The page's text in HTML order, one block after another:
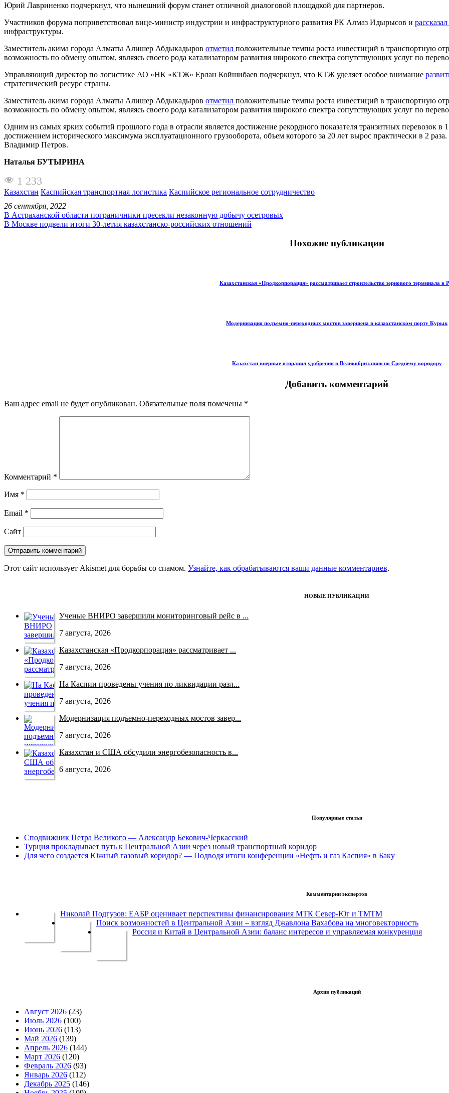
Юрий Лавриненко подчеркнул, что нынешний форум станет отличной диалоговой площадкой для партнеров.
Участников форума поприветствовал вице-министр индустрии и инфраструктурного развития РК Алмаз Идырысов и рассказал
инфраструктуры.
Заместитель акима города Алматы Алишер Абдыкадыров отметил положительные темпы роста инвестиций в транспортную
возможность по обмену опытом, являясь своего рода катализатором развития широкого спектра сопутствующих услуг по
Управляющий директор по логистике АО «НК «КТЖ» Ерлан Койшибаев подчеркнул, что КТЖ уделяет особое внимание
стратегический ресурс страны.
Заместитель акима города Алматы Алишер Абдыкадыров отметил положительные темпы роста инвестиций в транспортную
возможность по обмену опытом, являясь своего рода катализатором развития широкого спектра сопутствующих услуг по
Одним из самых ярких событий прошлого года в отрасли является достижение рекордного показателя транзитных перевозок
достижением исторического максимума эксплуатационного грузооборота, объем которого за 20 лет вырос практически в 2
Владимир Петров.
Наталья БУТЫРИНА
1 233
Казахстан Каспийская транспортная логистика Каспийское региональное сотрудничество
26 сентября, 2022
В Астраханской области пограничники пресекли незаконную добычу осетровых
В Москве подвели итоги 30-летия казахстанско-российских отношений
Похожие публикации
Казахстанская «Продкорпорация» рассматривает строительство зернового терминала в
Модернизация подъемно-переходных мостов завершена в казахстанском порту Курык
Казахстан впервые отправил удобрения в Великобританию по Среднему коридору
Добавить комментарий
Ваш адрес email не будет опубликован. Обязательные поля помечены *
Комментарий *
Имя *
Email *
Сайт
Этот сайт использует Akismet для борьбы со спамом. Узнайте, как обрабатываются ваши данные комментариев.
НОВЫЕ ПУБЛИКАЦИИ
Ученые ВНИРО завершили мониторинговый рейс в ...
7 августа, 2026
Казахстанская «Продкорпорация» рассматривает ...
7 августа, 2026
На Каспии проведены учения по ликвидации разл...
7 августа, 2026
Модернизация подъемно-переходных мостов завер...
7 августа, 2026
Казахстан и США обсудили энергобезопасность в...
6 августа, 2026
Популярные статьи
Сподвижник Петра Великого — Александр Бекович-Черкасский
Турция прокладывает путь к Центральной Азии через новый транспортный коридор
Для чего создается Южный газовый коридор? — Подводя итоги конференции «Нефть и газ Каспия» в Баку
Комментарии экспертов
Николай Подгузов: ЕАБР оценивает перспективы финансирования МТК Север-Юг и ТМТМ
Поиск возможностей в Центральной Азии – взгляд Джавлона Вахабова на многовекторность
Россия и Китай в Центральной Азии: баланс интересов и управляемая конкуренция
Архив публикаций
Август 2026 (23)
Июль 2026 (100)
Июнь 2026 (113)
Май 2026 (139)
Апрель 2026 (144)
Март 2026 (120)
Февраль 2026 (93)
Январь 2026 (112)
Декабрь 2025 (146)